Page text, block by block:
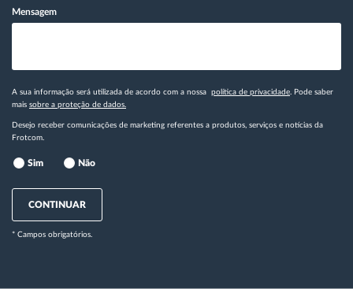
Mensagem
A sua informação será utilizada de acordo com a nossa política de privacidade . Pode saber
mais sobre a proteção de dados.
Desejo receber comunicações de marketing referentes a produtos, serviços e notícias da
Frotcom.
Sim Não
CONTINUAR
* Campos obrigatórios.